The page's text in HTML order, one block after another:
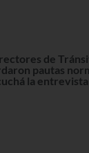
de
pautas
la entrevista